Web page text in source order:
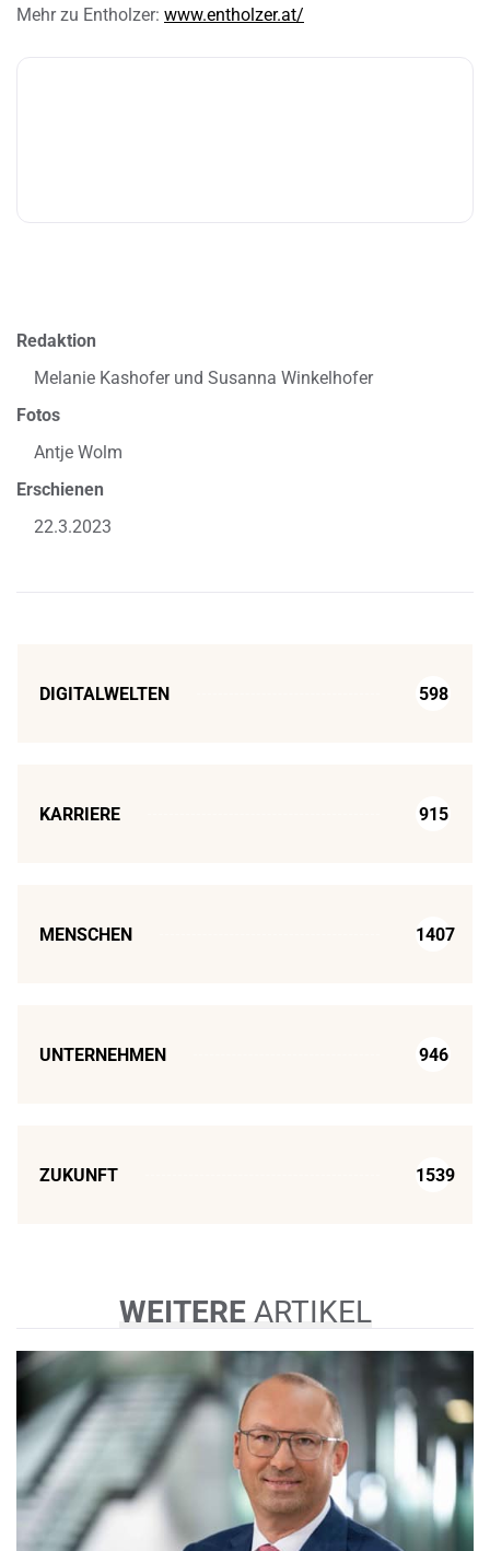
Mehr zu Entholzer: www.entholzer.at/
Redaktion
Melanie Kashofer und Susanna Winkelhofer
Fotos
Antje Wolm
Erschienen
22.3.2023
DIGITALWELTEN 598
KARRIERE 915
MENSCHEN 1407
UNTERNEHMEN 946
ZUKUNFT 1539
WEITEREARTIKEL